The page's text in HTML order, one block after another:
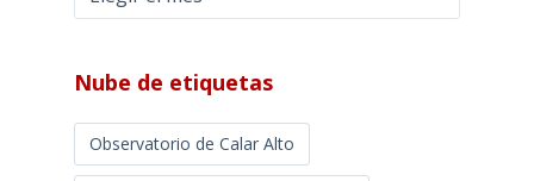
mensuales
Nube de etiquetas
Observatorio de Calar Alto